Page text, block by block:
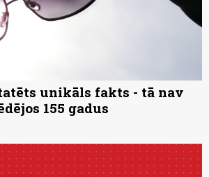
unikāls fakts - tā nav
155 gadus